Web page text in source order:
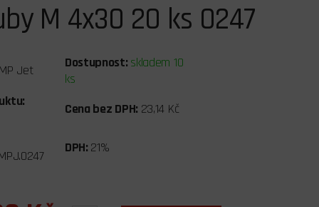
M 4x30 20 ks 0247
Jet Dostupnost: skladem 10
ks
Cena bez DPH: 23,14 Kč
DPH: 21%